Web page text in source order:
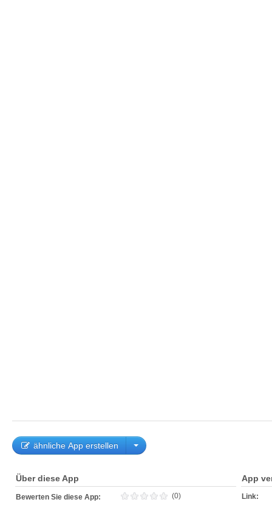
ähnliche App erstellen
Über diese App
Bewerten Sie diese App: (0)
App
Link: